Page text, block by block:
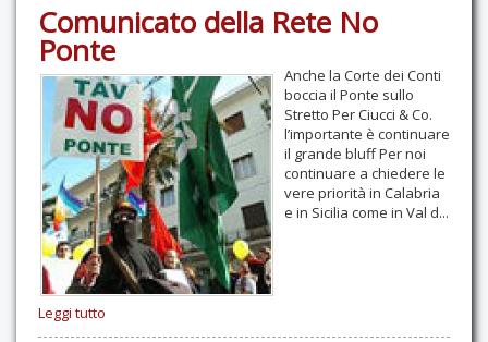
Comunicato della Rete No
Ponte
Anche la Corte dei Conti
boccia il Ponte sullo
Stretto Per Ciucci & Co.
l’importante è continuare
il grande bluff Per noi
continuare a chiedere le
vere priorità in Calabria
e in Sicilia come in Val d...
Leggi tutto